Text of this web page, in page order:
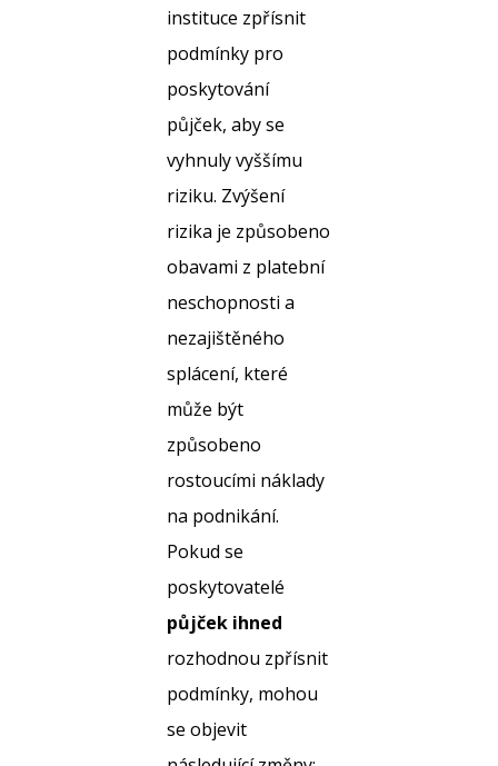
instituce zpřísnit
podmínky pro
poskytování
půjček, aby se
vyhnuly vyššímu
riziku. Zvýšení
rizika je způsobeno
obavami z platební
neschopnosti a
nezajištěného
splácení, které
může být
způsobeno
rostoucími náklady
na podnikání.
Pokud se
poskytovatelé
půjček ihned
rozhodnou zpřísnit
podmínky, mohou
se objevit